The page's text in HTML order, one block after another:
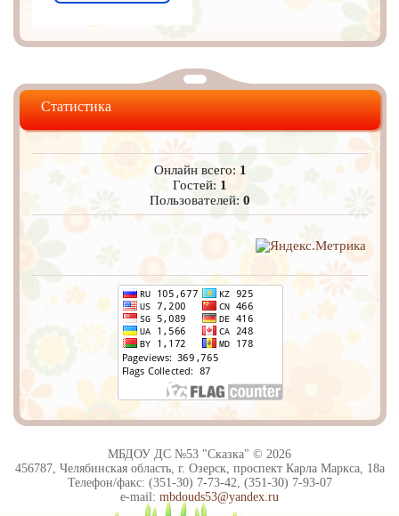
Статистика
Онлайн всего: 1
Гостей: 1
Пользователей:0
МБДОУ ДС №53 "Сказка" © 2026
456787, Челябинская область, г. Озерск, проспект Карла Маркса, 18а
Телефон/факс: (351-30) 7-73-42, (351-30) 7-93-07
e-mail: mbdouds53@yandex.ru